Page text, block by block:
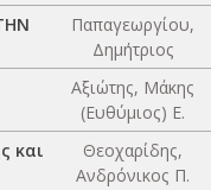
Παπαγεωργίου,
Δημήτριος
Αξιώτης, Μάκης
(Ευθύμιος) Ε.
και
Θεοχαρίδης,
Ανδρόνικος Π.